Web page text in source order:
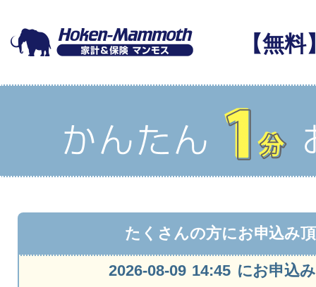
【無
たくさんの方にお申込み
2026-08-09 14:45 にお申込
2026-08-09 14:27 にお申込